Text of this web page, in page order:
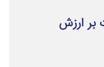
بر ارزش